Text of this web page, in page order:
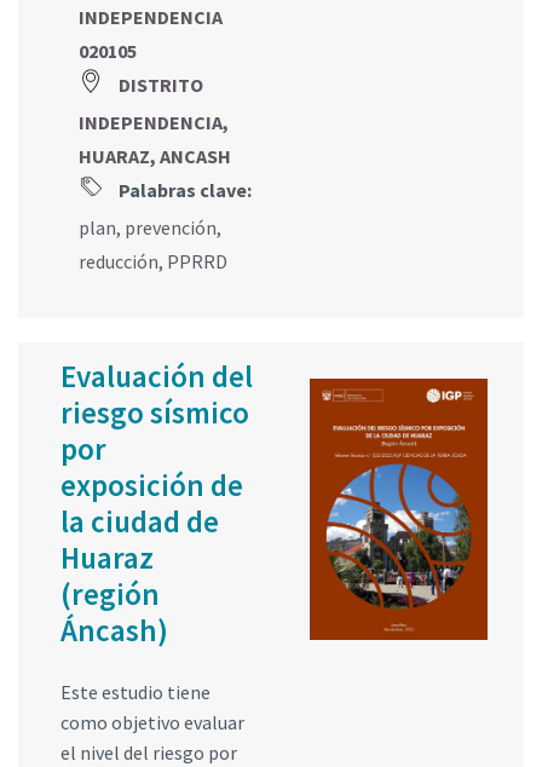
INDEPENDENCIA
020105
DISTRITO
INDEPENDENCIA,
HUARAZ, ANCASH
Palabras clave:
plan, prevención,
reducción, PPRRD
Evaluación del
riesgo sísmico
por
exposición de
la ciudad de
Huaraz
(región
Áncash)
Este estudio tiene
como objetivo evaluar
el nivel del riesgo por